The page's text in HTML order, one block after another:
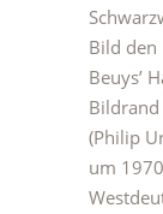
Bild den
Beuys’
Bildrand
(Philip
um